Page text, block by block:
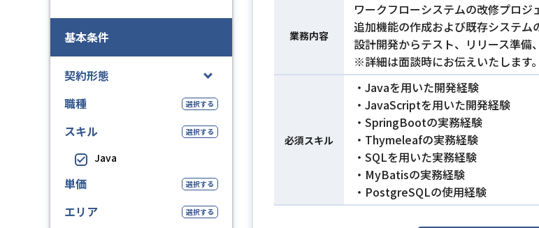
基本条件
契約形態
職種
選択する
スキル 選択する
Java
単価 選択する
エリア 選択する
業務内容
ワークフローシステムの改修プロジ
追加機能の作成および既存システム
設計開発からテスト、リリース準備
※詳細は面談時にお伝えいたします。
必須スキル
・Javaを用いた開発経験
・JavaScriptを用いた開発経験
・SpringBootの実務経験
・Thymeleafの実務経験
・SQLを用いた実務経験
・MyBatisの実務経験
・PostgreSQLの使用経験